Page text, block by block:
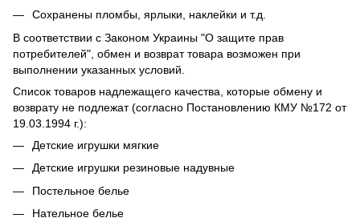
Сохранены пломбы, ярлыки, наклейки и т.д.
В соответствии с Законом Украины "О защите прав
потребителей", обмен и возврат товара возможен при
выполнении указанных условий.
Список товаров надлежащего качества, которые обмену и
возврату не подлежат (согласно Постановлению КМУ №172 от
19.03.1994 г.):
Детские игрушки мягкие
Детские игрушки резиновые надувные
Постельное белье
Нательное белье